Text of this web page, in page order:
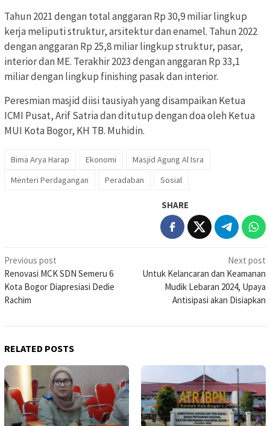
Tahun 2021 dengan total anggaran Rp 30,9 miliar lingkup
kerja meliputi struktur, arsitektur dan enamel. Tahun 2022
dengan anggaran Rp 25,8 miliar lingkup struktur, pasar,
interior dan ME. Terakhir 2023 dengan anggaran Rp 33,1
miliar dengan lingkup finishing pasak dan interior.
Peresmian masjid diisi tausiyah yang disampaikan Ketua
ICMI Pusat, Arif Satria dan ditutup dengan doa oleh Ketua
MUI Kota Bogor, KH TB. Muhidin.
Bima Arya Harap Ekonomi
Masjid Agung Al Isra
Menteri Perdagangan
Peradaban Sosial
SHARE
Post
navigation
Previous post
Renovasi MCK SDN Semeru 6
Kota Bogor Diapresiasi Dedie
Rachim
Next post
Untuk Kelancaran dan Keamanan
Mudik Lebaran 2024, Upaya
Antisipasi akan Disiapkan
RELATED POSTS